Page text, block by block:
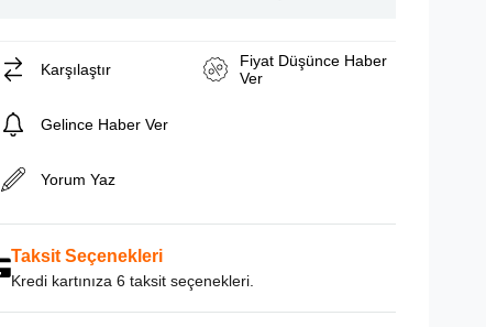
Karşılaştır
Fiyat Düşünce Haber
Ver
Gelince Haber Ver
Yorum Yaz
Taksit Seçenekleri
Kredi kartınıza 6 taksit seçenekleri.